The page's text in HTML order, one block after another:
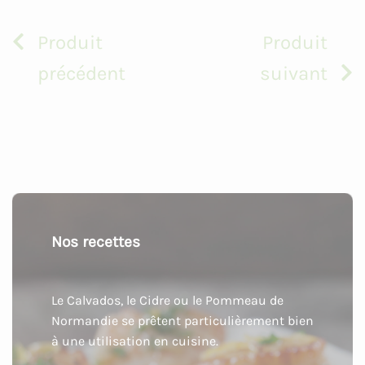
Produit
précédent
Produit
suivant
Nos recettes
Le Calvados, le Cidre ou le Pommeau de
Normandie se prêtent particulièrement bien
à une utilisation en cuisine.